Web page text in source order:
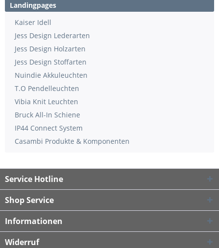
Landingpages
Kaiser Idell
Jess Design Lederarten
Jess Design Holzarten
Jess Design Stoffarten
Nuindie Akkuleuchten
T.O Pendelleuchten
Vibia Knit Leuchten
Bruck All-In Schiene
IP44 Connect System
Casambi Produkte & Komponenten
Service Hotline
Shop Service
Informationen
Widerruf